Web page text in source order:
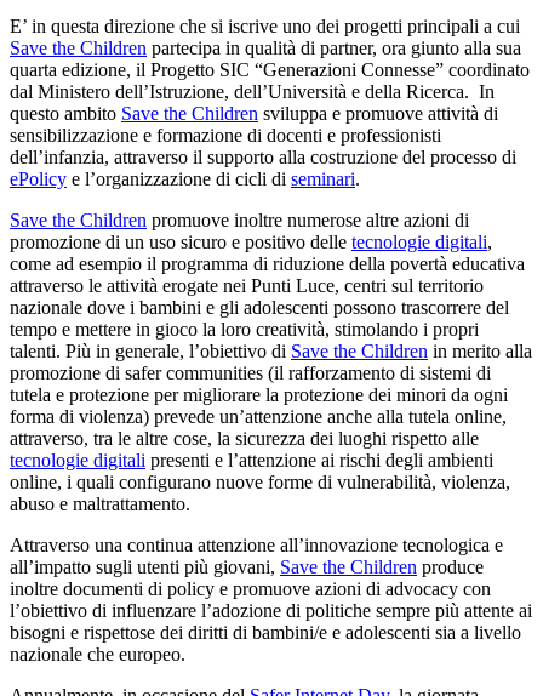
E’ in questa direzione che si iscrive uno dei progetti principali a cui
Save the Children partecipa in qualità di partner, ora giunto alla sua
quarta edizione, il Progetto SIC “Generazioni Connesse” coordinato
dal Ministero dell’Istruzione, dell’Università e della Ricerca. In
questo ambito Save the Children sviluppa e promuove attività di
sensibilizzazione e formazione di docenti e professionisti
dell’infanzia, attraverso il supporto alla costruzione del processo di
ePolicy e l’organizzazione di cicli di seminari.
Save the Children promuove inoltre numerose altre azioni di
promozione di un uso sicuro e positivo delle tecnologie digitali,
come ad esempio il programma di riduzione della povertà educativa
attraverso le attività erogate nei Punti Luce, centri sul territorio
nazionale dove i bambini e gli adolescenti possono trascorrere del
tempo e mettere in gioco la loro creatività, stimolando i propri
talenti. Più in generale, l’obiettivo di Save the Children in merito alla
promozione di safer communities (il rafforzamento di sistemi di
tutela e protezione per migliorare la protezione dei minori da ogni
forma di violenza) prevede un’attenzione anche alla tutela online,
attraverso, tra le altre cose, la sicurezza dei luoghi rispetto alle
tecnologie digitali presenti e l’attenzione ai rischi degli ambienti
online, i quali configurano nuove forme di vulnerabilità, violenza,
abuso e maltrattamento.
Attraverso una continua attenzione all’innovazione tecnologica e
all’impatto sugli utenti più giovani, Save the Children produce
inoltre documenti di policy e promuove azioni di advocacy con
l’obiettivo di influenzare l’adozione di politiche sempre più attente ai
bisogni e rispettose dei diritti di bambini/e e adolescenti sia a livello
nazionale che europeo.